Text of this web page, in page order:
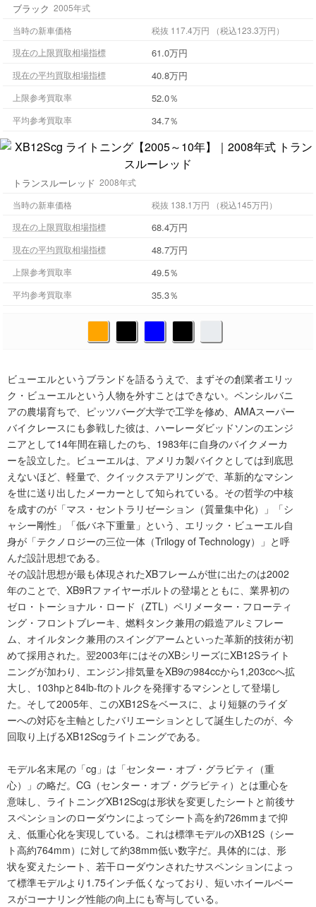
ブラック 2005年式
当時の新車価格
税抜 117.4万円 （税込123.3万円）
現在の上限買取相場指標
61.0万円
現在の平均買取相場指標 40.8万円
上限参考買取率 52.0％
平均参考買取率 34.7％
トランスルーレッド 2008年式
当時の新車価格
税抜 138.1万円 （税込145万円）
現在の上限買取相場指標
68.4万円
現在の平均買取相場指標 48.7万円
上限参考買取率 49.5％
平均参考買取率 35.3％
ビューエルというブランドを語るうえで、まずその創業者エリッ
ク・ビューエルという人物を外すことはできない。ペンシルバニ
アの農場育ちで、ピッツバーグ大学で工学を修め、AMAスーパー
バイクレースにも参戦した彼は、ハーレーダビッドソンのエンジ
ニアとして14年間在籍したのち、1983年に自身のバイクメーカ
ーを設立した。ビューエルは、アメリカ製バイクとしては到底思
えないほど、軽量で、クイックステアリングで、革新的なマシン
を世に送り出したメーカーとして知られている。その哲学の中核
を成すのが「マス・セントラリゼーション（質量集中化）」「シ
ャシー剛性」「低バネ下重量」という、エリック・ビューエル自
身が「テクノロジーの三位一体（Trilogy of Technology）」と呼
んだ設計思想である。
その設計思想が最も体現されたXBフレームが世に出たのは2002
年のことで、XB9Rファイヤーボルトの登場とともに、業界初の
ゼロ・トーショナル・ロード（ZTL）ペリメーター・フローティ
ング・フロントブレーキ、燃料タンク兼用の鍛造アルミフレー
ム、オイルタンク兼用のスイングアームといった革新的技術が初
めて採用された。翌2003年にはそのXBシリーズにXB12Sライト
ニングが加わり、エンジン排気量をXB9の984ccから1,203ccへ拡
大し、103hpと84lb-ftのトルクを発揮するマシンとして登場し
た。そして2005年、このXB12Sをベースに、より短躯のライダ
ーへの対応を主軸としたバリエーションとして誕生したのが、今
回取り上げるXB12Scgライトニングである。
モデル名末尾の「cg」は「センター・オブ・グラビティ（重
心）」の略だ。CG（センター・オブ・グラビティ）とは重心を
意味し、ライトニングXB12Scgは形状を変更したシートと前後サ
スペンションのローダウンによってシート高を約726mmまで抑
え、低重心化を実現している。これは標準モデルのXB12S（シー
ト高約764mm）に対して約38mm低い数字だ。具体的には、形
状を変えたシート、若干ローダウンされたサスペンションによっ
て標準モデルより1.75インチ低くなっており、短いホイールベー
スがコーナリング性能の向上にも寄与している。